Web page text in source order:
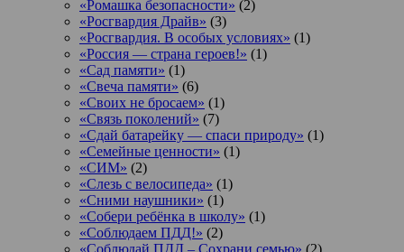
«Ромашка безопасности» (2)
«Росгвардия Драйв» (3)
«Росгвардия. В особых условиях» (1)
«Россия — страна героев!» (1)
«Сад памяти» (1)
«Свеча памяти» (6)
«Своих не бросаем» (1)
«Связь поколений» (7)
«Сдай батарейку — спаси природу» (1)
«Семейные ценности» (1)
«СИМ» (2)
«Слезь с велосипеда» (1)
«Сними наушники» (1)
«Собери ребёнка в школу» (1)
«Соблюдаем ПДД!» (2)
«Соблюдай ПДД – Сохрани семью» (2)